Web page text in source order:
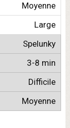
Moyenne
Large
Spelunky
3-8 min
Difficile
Moyenne